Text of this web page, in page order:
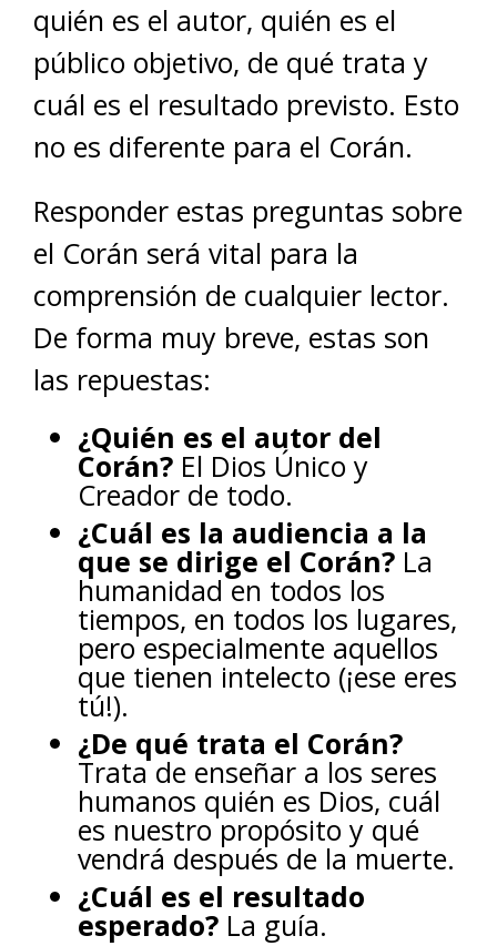
quién es el autor, quién es el
público objetivo, de qué trata y
cuál es el resultado previsto. Esto
no es diferente para el Corán.
Responder estas preguntas sobre
el Corán será vital para la
comprensión de cualquier lector.
De forma muy breve, estas son
las repuestas:
¿Quién es el autor del
Corán? El Dios Único y
Creador de todo.
¿Cuál es la audiencia a la
que se dirige el Corán? La
humanidad en todos los
tiempos, en todos los lugares,
pero especialmente aquellos
que tienen intelecto (¡ese eres
tú!).
¿De qué trata el Corán?
Trata de enseñar a los seres
humanos quién es Dios, cuál
es nuestro propósito y qué
vendrá después de la muerte.
¿Cuál es el resultado
esperado? La guía.